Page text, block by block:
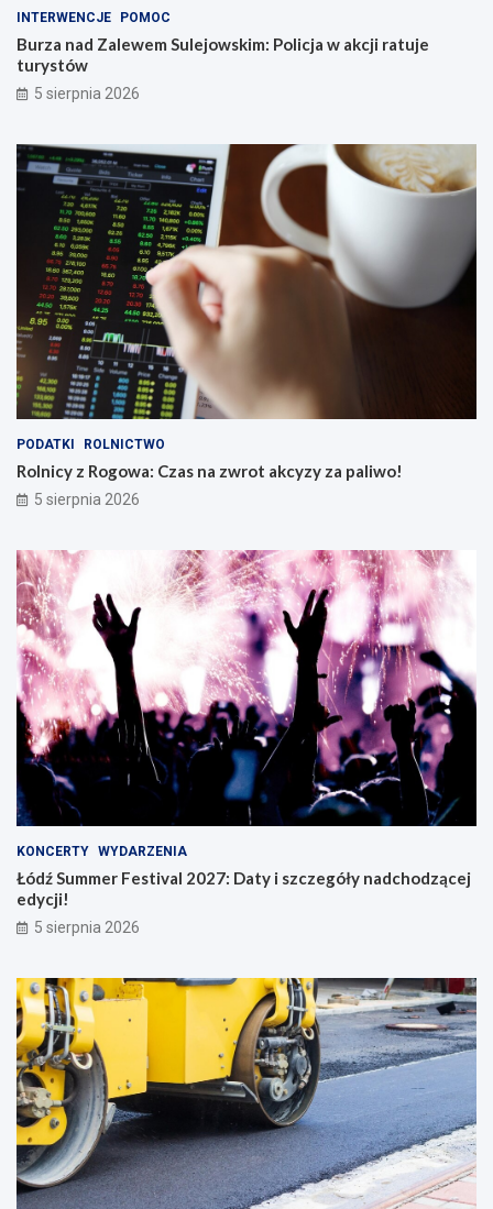
INTERWENCJE POMOC
Burza nad Zalewem Sulejowskim: Policja w akcji ratuje
turystów
5 sierpnia 2026
PODATKI ROLNICTWO
Rolnicy z Rogowa: Czas na zwrot akcyzy za paliwo!
5 sierpnia 2026
KONCERTY WYDARZENIA
Łódź Summer Festival 2027: Daty i szczegóły nadchodzącej
edycji!
5 sierpnia 2026